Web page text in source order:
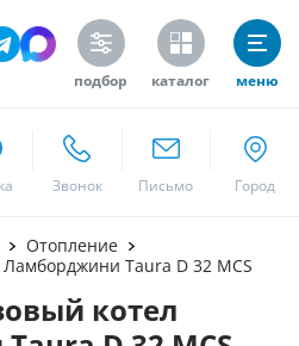
подбор каталог меню
Отопление
Taura D 32 MCS
котел